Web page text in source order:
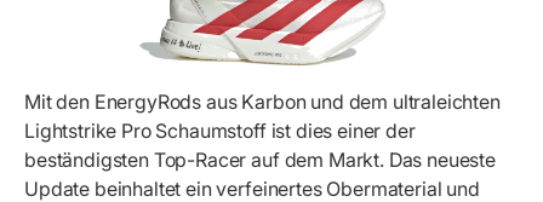
Mit den EnergyRods aus Karbon und dem ultraleichten
Lightstrike Pro Schaumstoff ist dies einer der
beständigsten Top-Racer auf dem Markt. Das neueste
Update beinhaltet ein verfeinertes Obermaterial und